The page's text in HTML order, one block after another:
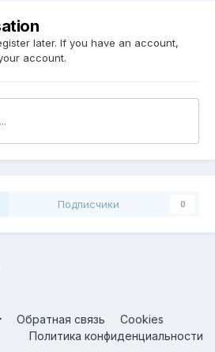
later. If you have an account,
account.
Подписчики 0
Обратная связь
Cookies
Политика конфиденциальности